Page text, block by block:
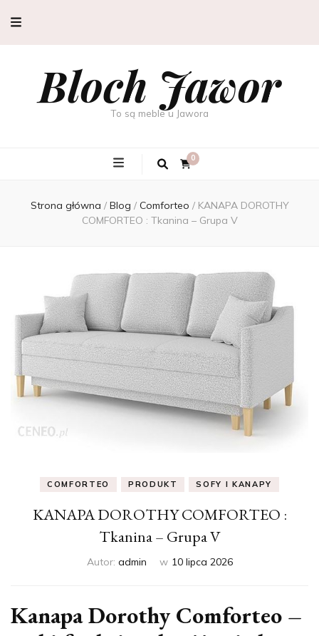
Bloch Jawor
To są meble u Jawora
0
Strona główna / Blog / Comforteo / KANAPA DOROTHY
COMFORTEO : Tkanina – Grupa V
COMFORTEO PRODUKT SOFY I KANAPY
KANAPA DOROTHY COMFORTEO :
Tkanina – Grupa V
Autor: admin w 10 lipca 2026
Kanapa Dorothy Comforteo –